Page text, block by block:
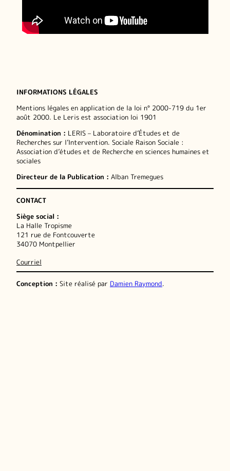
INFORMATIONS LÉGALES
Mentions légales en application de la loi n° 2000-719 du 1er
août 2000. Le Leris est association loi 1901
Dénomination : LERIS – Laboratoire d’Études et de
Recherches sur l’Intervention. Sociale Raison Sociale :
Association d’études et de Recherche en sciences humaines et
sociales
Directeur de la Publication : Alban Tremegues
CONTACT
Siège social :
La Halle Tropisme
121 rue de Fontcouverte
34070 Montpellier
Courriel
Conception : Site réalisé par Damien Raymond.